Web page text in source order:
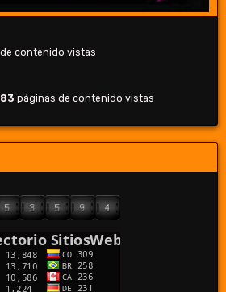
contenido vistas
páginas de contenido vistas